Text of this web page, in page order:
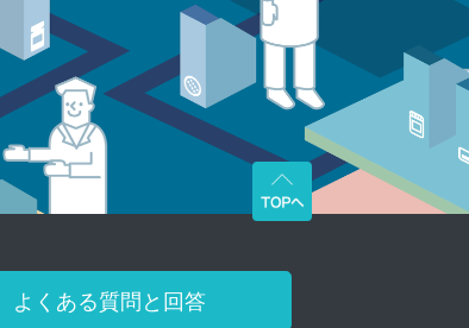
よくある質問と回答